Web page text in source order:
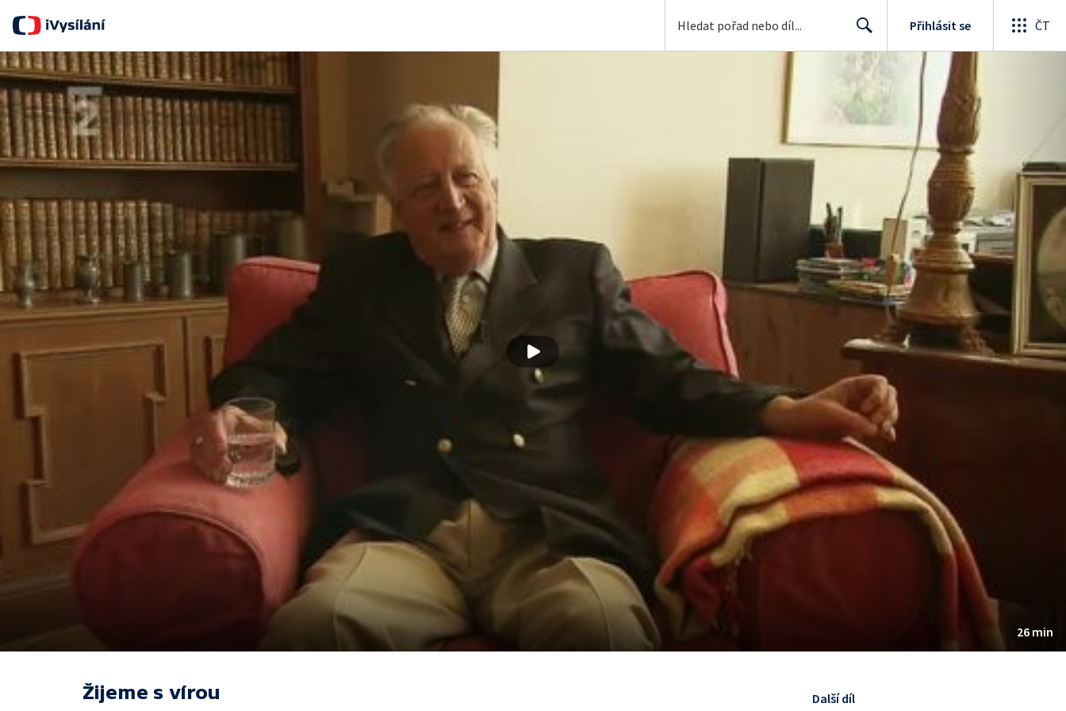
Search
Přihlásit se ČT
26 min
Žijeme s vírou Další díl